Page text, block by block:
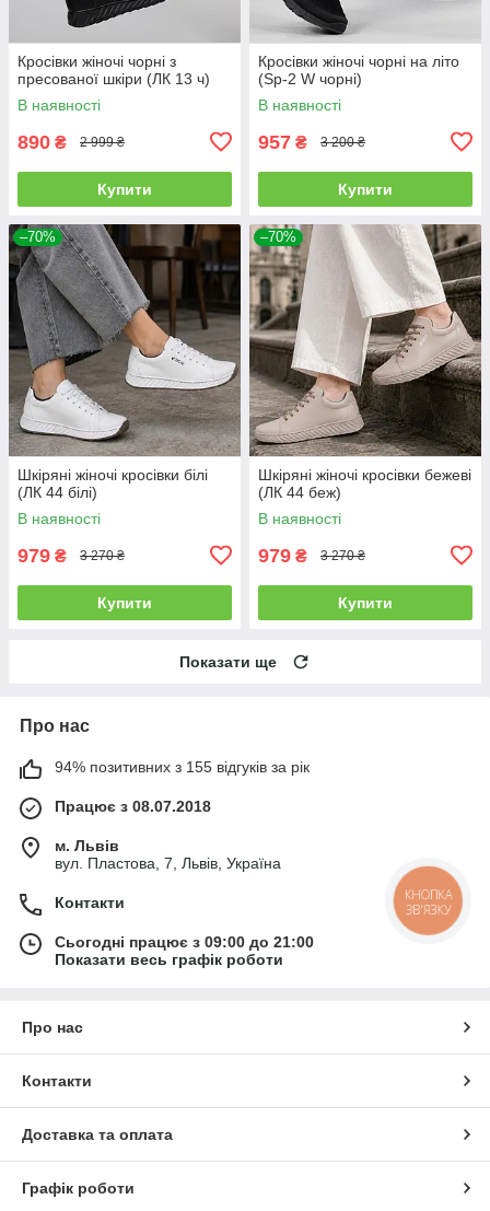
Кросівки жіночі чорні з
пресованої шкіри (ЛК 13 ч)
В наявності
890 ₴ 2 999 ₴
Купити
Кросівки жіночі чорні на літо
(Sp-2 W чорні)
В наявності
957 ₴ 3 200 ₴
Купити
–70%
Шкіряні жіночі кросівки білі
(ЛК 44 білі)
В наявності
979 ₴ 3 270 ₴
Купити
–70%
Шкіряні жіночі кросівки бежеві
(ЛК 44 беж)
В наявності
979 ₴ 3 270 ₴
Купити
Показати ще
Про нас
94% позитивних з 155 відгуків за рік
Працює з 08.07.2018
м. Львів
вул. Пластова, 7, Львів, Україна
Контакти
Сьогодні працює з 09:00 до 21:00
Показати весь графік роботи
Про нас
Контакти
Доставка та оплата
Графік роботи
КНОПКА
ЗВ'ЯЗКУ